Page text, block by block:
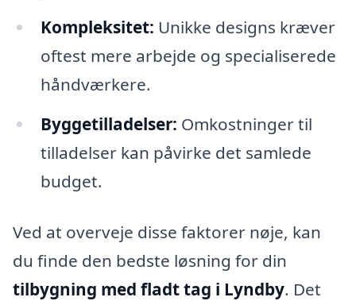
Kompleksitet: Unikke designs kræver
oftest mere arbejde og specialiserede
håndværkere.
Byggetilladelser: Omkostninger til
tilladelser kan påvirke det samlede
budget.
Ved at overveje disse faktorer nøje, kan
du finde den bedste løsning for din
tilbygning med fladt tag i Lyndby. Det